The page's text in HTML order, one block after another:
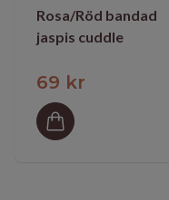
Rosa/Röd bandad
jaspis cuddle
69 kr